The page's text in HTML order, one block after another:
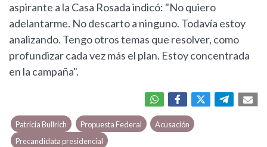
aspirante a la Casa Rosada indicó: "No quiero
adelantarme. No descarto a ninguno. Todavía estoy
analizando. Tengo otros temas que resolver, como
profundizar cada vez más el plan. Estoy concentrada
en la campaña".
Patricia Bullrich Propuesta Federal
Acusación
Precandidata presidencial